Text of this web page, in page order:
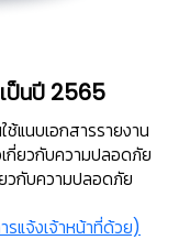
ป็นปี 2565
แนบเอกสารรายงาน
กี่ยวกับความปลอดภัย
วกับความปลอดภัย
แจ้งเจ้าหน้าที่ด้วย)